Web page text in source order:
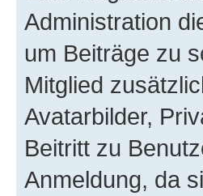
Administration
um Beiträge zu
Mitglied
Avatarbilder,
Beitritt zu
Anmeldung, da